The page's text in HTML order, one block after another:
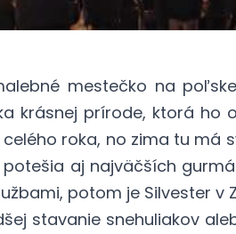
mestečko na
krásnej prírode, ktorá ho
roka, no zima tu má
aj najväčších
potom je Silvester
stavanie snehuliakov